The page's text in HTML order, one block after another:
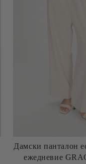
Дамски панталон
ежедневие